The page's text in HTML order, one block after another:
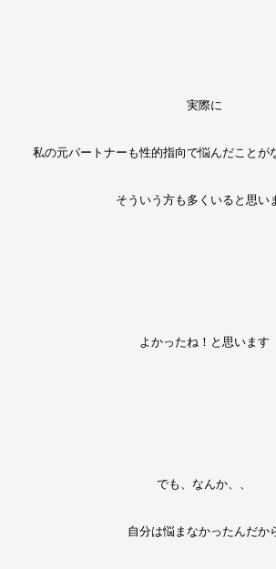
実際に
私の元パートナーも性的指向で悩んだことが
そういう方も多くいると思い
よかったね！と思います
でも、なんか、、
自分は悩まなかったんだか